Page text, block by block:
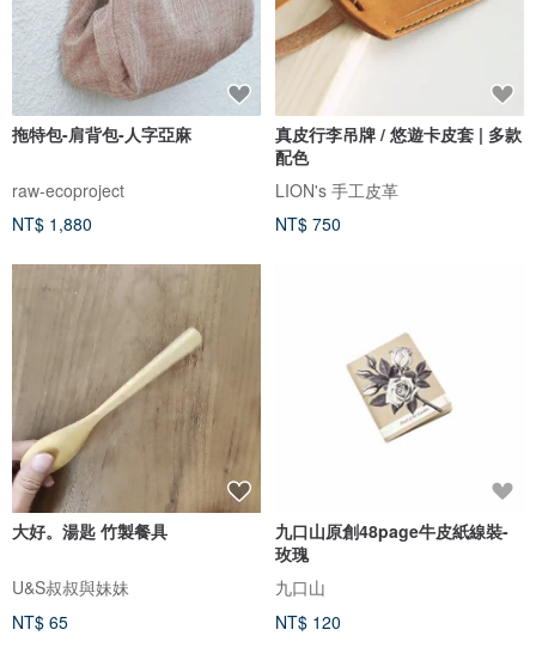
拖特包-肩背包-人字亞麻
raw-ecoproject
NT$ 1,880
真皮行李吊牌 / 悠遊卡皮套 | 多款
配色
LION's 手工皮革
NT$ 750
大好。湯匙 竹製餐具
U&S叔叔與妹妹
NT$ 65
九口山原創48page牛皮紙線裝-
玫瑰
九口山
NT$ 120